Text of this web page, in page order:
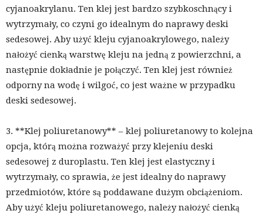
cyjanoakrylanu. Ten klej jest bardzo szybkoschnący i
wytrzymały, co czyni go idealnym do naprawy deski
sedesowej. Aby użyć kleju cyjanoakrylowego, należy
nałożyć cienką warstwę kleju na jedną z powierzchni, a
następnie dokładnie je połączyć. Ten klej jest również
odporny na wodę i wilgoć, co jest ważne w przypadku
deski sedesowej.
3. **Klej poliuretanowy** – klej poliuretanowy to kolejna
opcja, którą można rozważyć przy klejeniu deski
sedesowej z duroplastu. Ten klej jest elastyczny i
wytrzymały, co sprawia, że ​​jest idealny do naprawy
przedmiotów, które są poddawane dużym obciążeniom.
Aby użyć kleju poliuretanowego, należy nałożyć cienką